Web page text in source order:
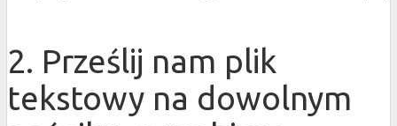
2. Prześlij nam plik
tekstowy na dowolnym